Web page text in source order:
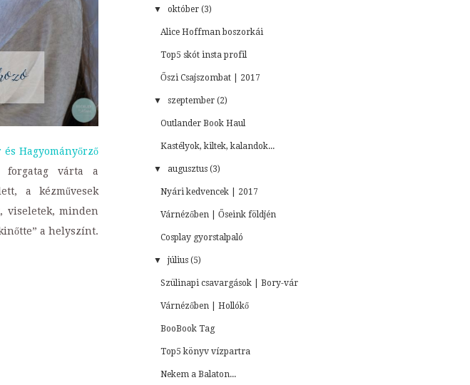
Hagyományőrző
forgatag várta a
a kézművesek
viseletek, minden
a helyszínt.
▼ október (3)
Alice Hoffman boszorkái
Top5 skót insta profil
Őszi Csajszombat | 2017
▼ szeptember (2)
Outlander Book Haul
Kastélyok, kiltek, kalandok...
▼ augusztus (3)
Nyári kedvencek | 2017
Várnézőben | Őseink földjén
Cosplay gyorstalpaló
▼ július (5)
Szülinapi csavargások | Bory-vár
Várnézőben | Hollókő
BooBook Tag
Top5 könyv vízpartra
Nekem a Balaton...